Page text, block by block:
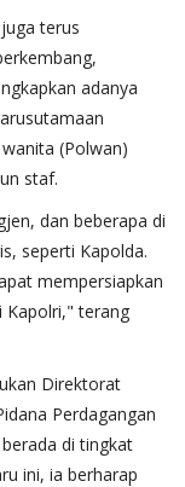
terus
adanya
(Polwan)
staf.
dan beberapa di
seperti Kapolda.
mempersiapkan
Kapolri," terang
Direktorat
Perdagangan
di tingkat
ini, ia berharap